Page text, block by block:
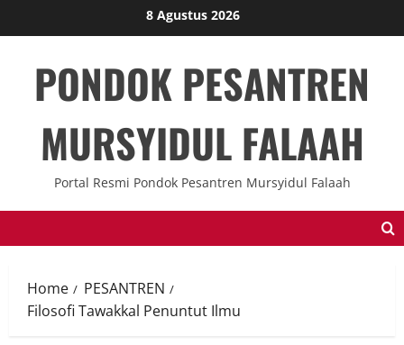
to
8 Agustus 2026
PONDOK PESANTREN
MURSYIDUL FALAAH
Portal Resmi Pondok Pesantren Mursyidul Falaah
Home
PESANTREN
Filosofi Tawakkal Penuntut Ilmu